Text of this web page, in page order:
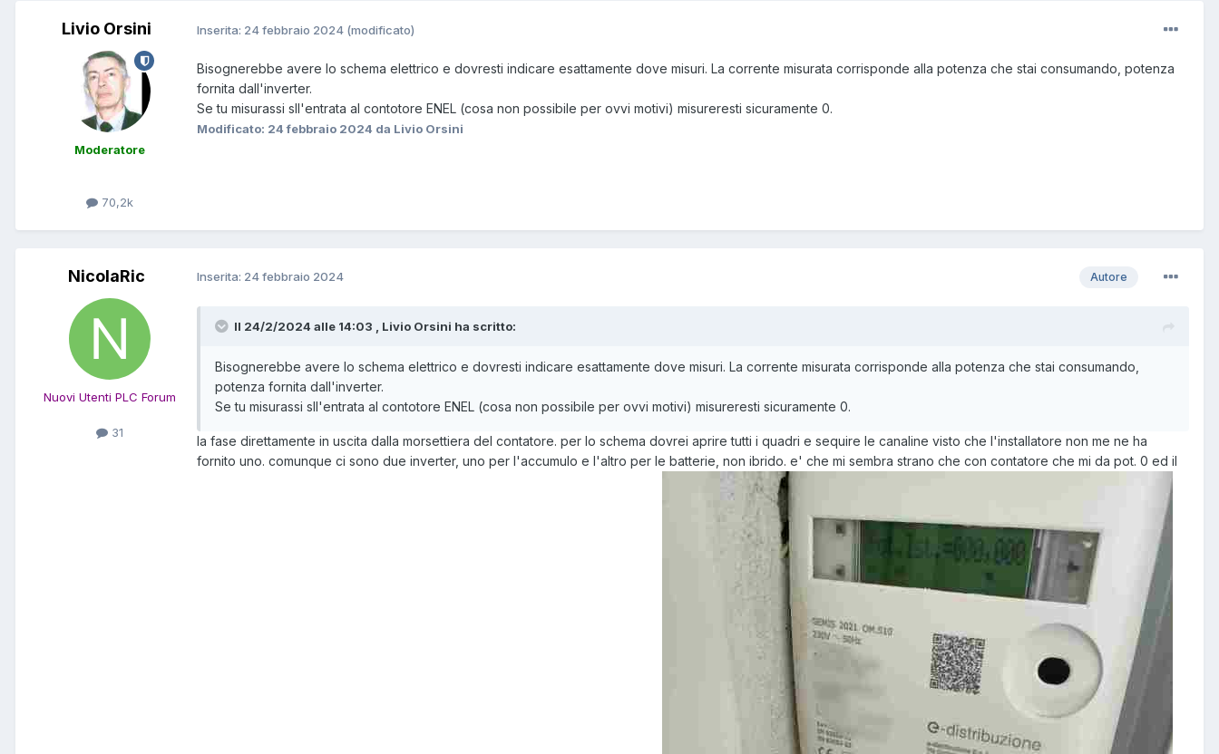
Livio Orsini
Moderatore
70,2k
Inserita: 24 febbraio 2024 (modificato)
Bisognerebbe avere lo schema elettrico e dovresti indicare esattamente dove misuri. La corrente misurata corrisponde alla potenza che stai consumando, potenza
fornita dall'inverter.
Se tu misurassi sll'entrata al contotore ENEL (cosa non possibile per ovvi motivi) misureresti sicuramente 0.
Modificato: 24 febbraio 2024 da Livio Orsini
NicolaRic
Nuovi Utenti PLC Forum
31
Autore
Inserita: 24 febbraio 2024
Il 24/2/2024 alle 14:03 , Livio Orsini ha scritto:
Bisognerebbe avere lo schema elettrico e dovresti indicare esattamente dove misuri. La corrente misurata corrisponde alla potenza che stai consumando,
potenza fornita dall'inverter.
Se tu misurassi sll'entrata al contotore ENEL (cosa non possibile per ovvi motivi) misureresti sicuramente 0.
la fase direttamente in uscita dalla morsettiera del contatore. per lo schema dovrei aprire tutti i quadri e sequire le canaline visto che l'installatore non me ne ha
fornito uno. comunque ci sono due inverter, uno per l'accumulo e l'altro per le batterie, non ibrido. e' che mi sembra strano che con contatore che mi da pot. 0 ed il